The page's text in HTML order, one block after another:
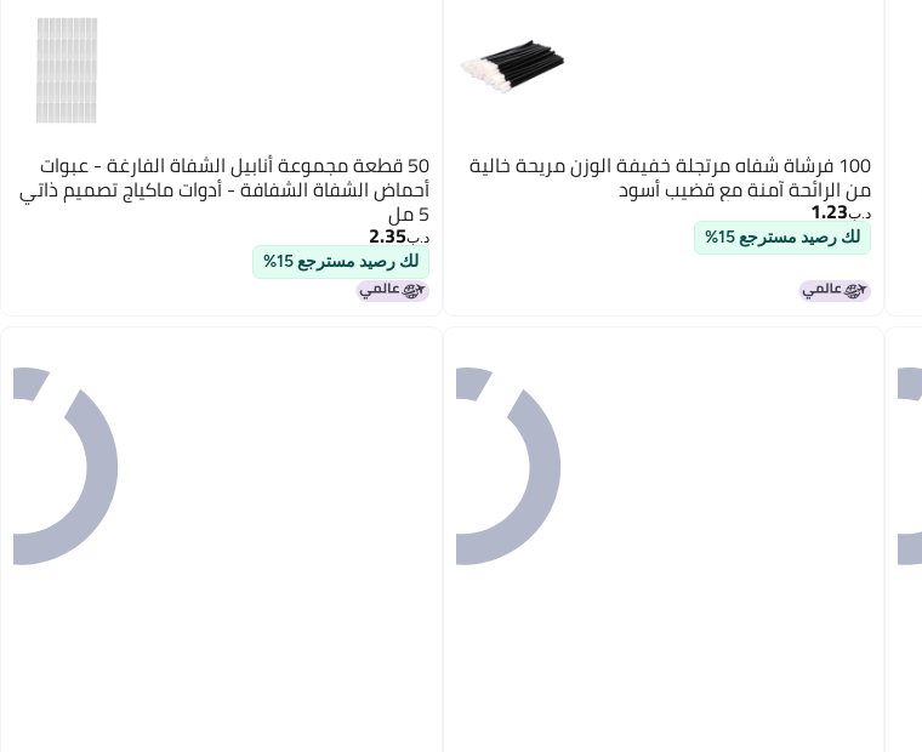
100 فرشاة شفاه مرتجلة خفيفة الوزن مريحة خالية
من الرائحة آمنة مع قضيب أسود
د.ب‏1.23
لك رصيد مسترجع 15%
50 قطعة مجموعة أنابيل الشفاة الفارغة - عبوات
أحماض الشفاة الشفافة - أدوات ماكياج تصميم ذاتي
5 مل
د.ب‏2.35
لك رصيد مسترجع 15%